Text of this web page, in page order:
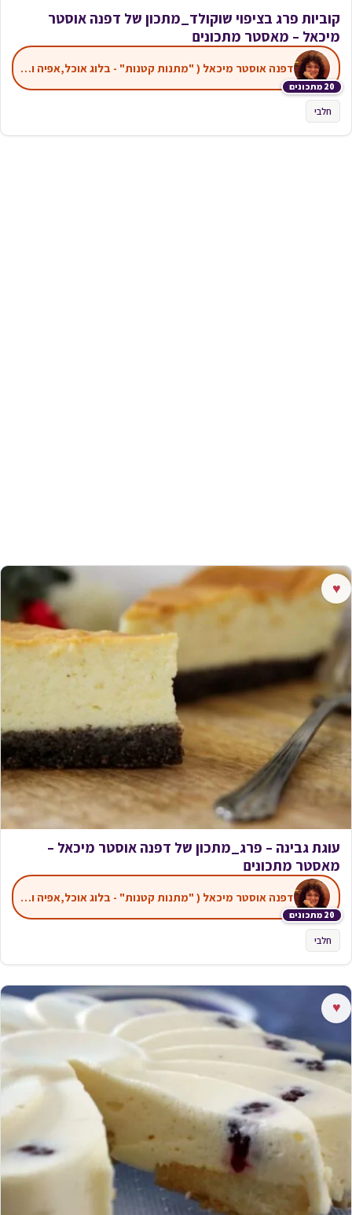
קוביות פרג בציפוי שוקולד_מתכון של דפנה אוסטר
מיכאל – מאסטר מתכונים
20 מתכונים
דפנה אוסטר מיכאל ( "מתנות קטנות" - בלוג אוכל,אפיה ועוד)
חלבי
♥
עוגת גבינה – פרג_מתכון של דפנה אוסטר מיכאל –
מאסטר מתכונים
20 מתכונים
דפנה אוסטר מיכאל ( "מתנות קטנות" - בלוג אוכל,אפיה ועוד)
חלבי
♥